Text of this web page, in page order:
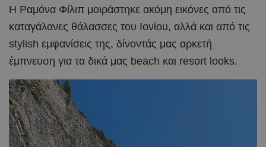
Η Ραμόνα Φίλιπ μοιράστηκε ακόμη εικόνες από τις
καταγάλανες θάλασσες του Ιονίου, αλλά και από τις
stylish εμφανίσεις της, δίνοντάς μας αρκετή
έμπνευση για τα δικά μας beach και resort looks.